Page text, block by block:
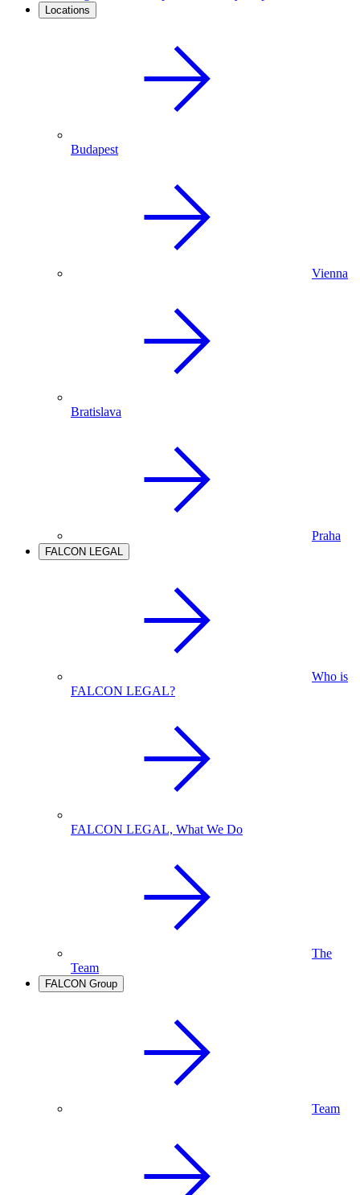
Locations
Budapest
Vienna
Bratislava
Praha
FALCON LEGAL
Who is
FALCON LEGAL?
FALCON LEGAL, What We Do
The
Team
FALCON Group
Team